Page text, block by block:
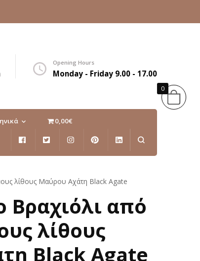
Opening Hours
Monday - Friday 9.00 - 17.00
0,00€
λίθους Μαύρου Αχάτη Black Agate
Βραχιόλι από
λίθους
Black Agate
0